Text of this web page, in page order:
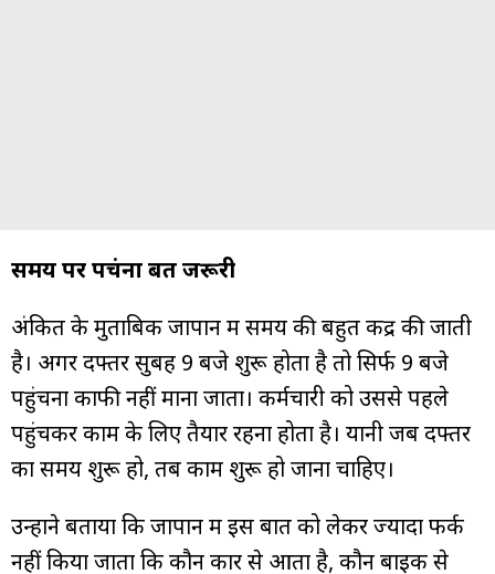
समय पर पहुंचना बहुत जरूरी
अंकित के मुताबिक जापान में समय की बहुत कद्र की जाती
है। अगर दफ्तर सुबह 9 बजे शुरू होता है तो सिर्फ 9 बजे
पहुंचना काफी नहीं माना जाता। कर्मचारी को उससे पहले
पहुंचकर काम के लिए तैयार रहना होता है। यानी जब दफ्तर
का समय शुरू हो, तब काम शुरू हो जाना चाहिए।
उन्होंने बताया कि जापान में इस बात को लेकर ज्यादा फर्क
नहीं किया जाता कि कौन कार से आता है, कौन बाइक से